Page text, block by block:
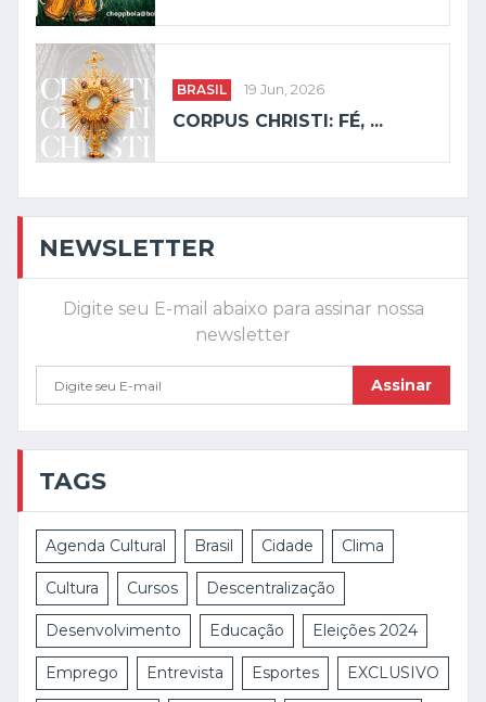
BRASIL 19 Jun, 2026
CORPUS CHRISTI: FÉ, ...
NEWSLETTER
Digite seu E-mail abaixo para assinar nossa
newsletter
Assinar
TAGS
Agenda Cultural Brasil Cidade Clima
Cultura Cursos Descentralização
Desenvolvimento Educação Eleições 2024
Emprego Entrevista Esportes EXCLUSIVO